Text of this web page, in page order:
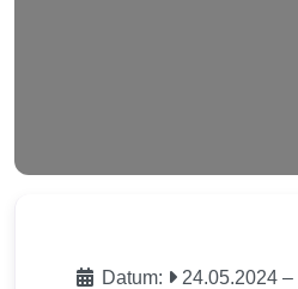
Datum: 24.05.2024 –